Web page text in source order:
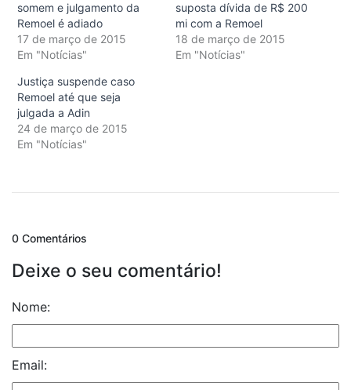
somem e julgamento da
Remoel é adiado
17 de março de 2015
Em "Notícias"
suposta dívida de R$ 200
mi com a Remoel
18 de março de 2015
Em "Notícias"
Justiça suspende caso
Remoel até que seja
julgada a Adin
24 de março de 2015
Em "Notícias"
0 Comentários
Deixe o seu comentário!
Nome:
Email: